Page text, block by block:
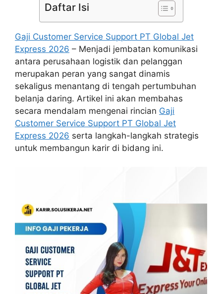
Daftar Isi
Gaji Customer Service Support PT Global Jet
Express 2026 – Menjadi jembatan komunikasi
antara perusahaan logistik dan pelanggan
merupakan peran yang sangat dinamis
sekaligus menantang di tengah pertumbuhan
belanja daring. Artikel ini akan membahas
secara mendalam mengenai rincian Gaji
Customer Service Support PT Global Jet
Express 2026 serta langkah-langkah strategis
untuk membangun karir di bidang ini.